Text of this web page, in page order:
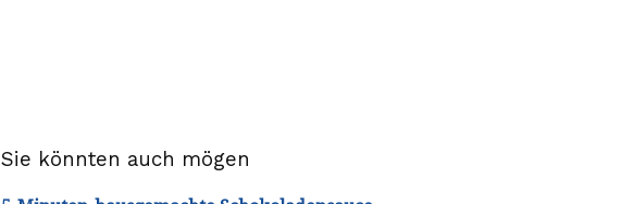
Sie könnten auch mögen